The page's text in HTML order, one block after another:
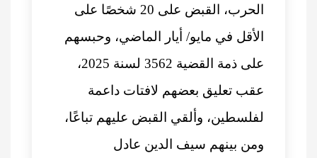
الحرب، القبض على 20 شخصًا على
الأقل في مايو/ أيار الماضي، وحبسهم
على ذمة القضية 3562 لسنة 2025،
عقب تعليق بعضهم لافتات داعمة
لفلسطين، وألقي القبض عليهم تباعًا،
ومن بينهم سيف الدين عادل